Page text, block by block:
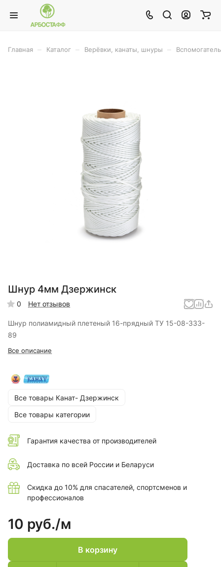
Главная Каталог Верёвки, канаты, шнуры
Шнур 4мм Дзержинск
0 Нет отзывов
Шнур полиамидный плетеный 16-прядный ТУ 15-08-333-
89
Все описание
Все товары Канат- Дзержинск
Все товары категории
Гарантия качества от производителей
Доставка по всей России и Беларуси
Скидка до 10% для спасателей, спортсменов и
профессионалов
10 руб./м
В корзину